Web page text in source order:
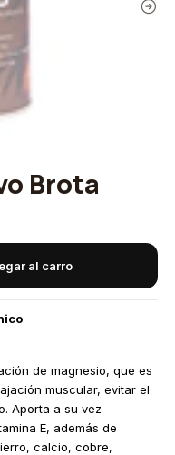
Brota
al carro
de magnesio, que es
muscular, evitar el
Aporta a su vez
E, además de
calcio, cobre,